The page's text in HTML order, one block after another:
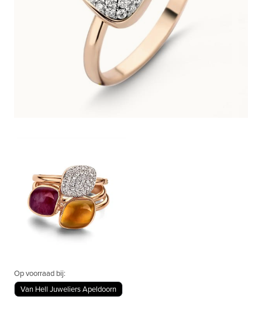
Op voorraad bij:
Van Hell Juweliers Apeldoorn